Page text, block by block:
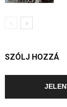
SZÓLJ HOZZÁ